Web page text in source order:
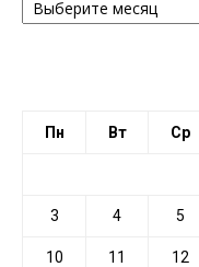
ПО
Пн Вт Ср
3 4 5
10 11 12